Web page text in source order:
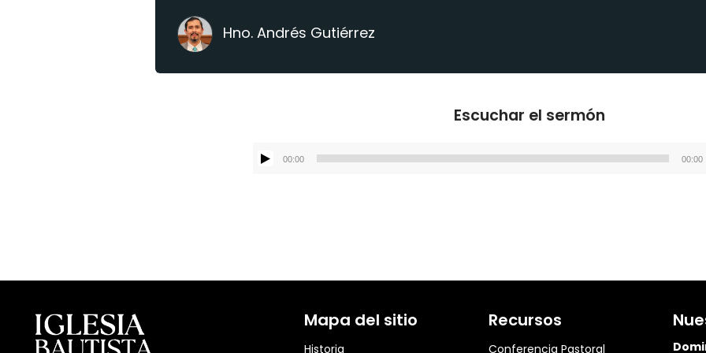
Hno. Andrés Gutiérrez
Escuchar el sermón
Reproductor
00:00 00:00
Mapa del sitio
Historia
Recursos
Conferencia Pastoral